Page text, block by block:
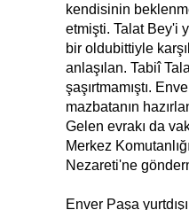
kendisinin
etmişti. Talat Bey'i
bir oldubittiyle
anlaşılan. Tabiî
şaşırtmamıştı.
mazbatanın
Gelen evrakı da
Merkez
Nezareti'ne
Enver Paşa